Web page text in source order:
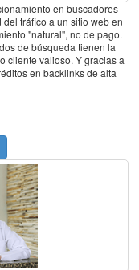
en buscadores
tráfico a un sitio web en
"natural", no de pago.
de búsqueda tienen la
cliente valioso. Y gracias a
en backlinks de alta